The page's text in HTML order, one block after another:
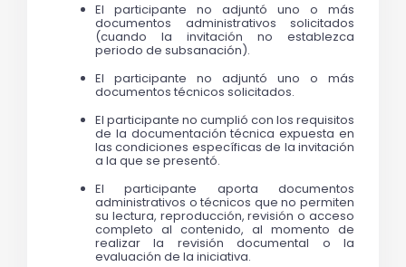
El participante no adjuntó uno o más
documentos administrativos solicitados
(cuando la invitación no establezca
periodo de subsanación).
El participante no adjuntó uno o más
documentos técnicos solicitados.
El participante no cumplió con los requisitos
de la documentación técnica expuesta en
las condiciones específicas de la invitación
a la que se presentó.
El participante aporta documentos
administrativos o técnicos que no permiten
su lectura, reproducción, revisión o acceso
completo al contenido, al momento de
realizar la revisión documental o la
evaluación de la iniciativa.